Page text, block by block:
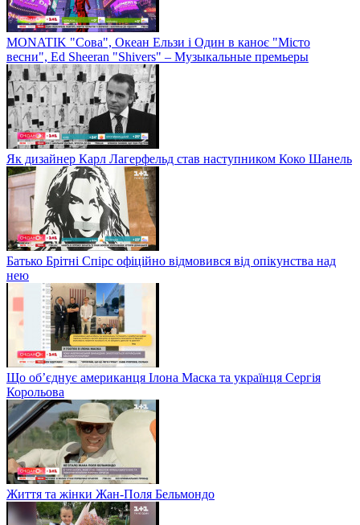
MONATIK "Сова", Океан Ельзи і Один в каноє "Місто
весни", Ed Sheeran "Shivers" – Музыкальные премьеры
Як дизайнер Карл Лагерфельд став наступником Коко Шанель
Батько Брітні Спірс офіційно відмовився від опікунства над
нею
Що об’єднує американця Ілона Маска та українця Сергія
Корольова
Життя та жінки Жан-Поля Бельмондо